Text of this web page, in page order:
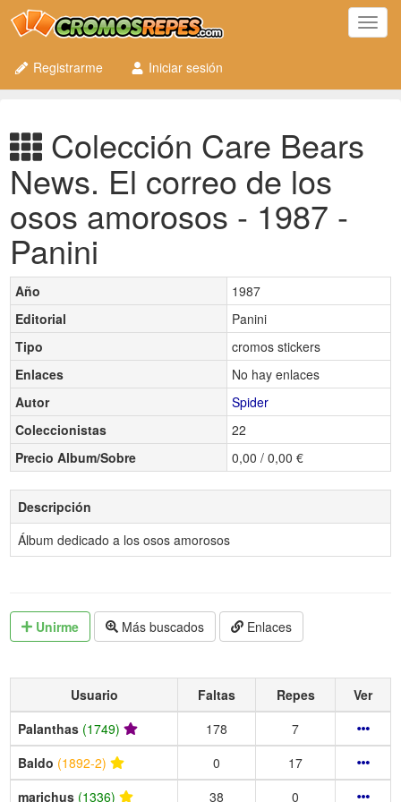
Registrarme
Iniciar sesión
Colección Care Bears
News. El correo de los
osos amorosos - 1987 -
Panini
Año
1987
Editorial
Panini
Tipo
cromos stickers
Enlaces
No hay enlaces
Autor
Spider
Coleccionistas
22
Precio Album/Sobre
0,00 / 0,00 €
Descripción
Álbum dedicado a los osos amorosos
Unirme Más buscados Enlaces
Usuario Faltas Repes
Ver
Palanthas (1749) 178
7
Baldo (1892-2) 0
17
marichus (1336) 38 0